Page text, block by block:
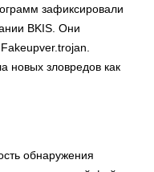
зафиксировали
BKIS. Они
новых зловредов как
обнаружения